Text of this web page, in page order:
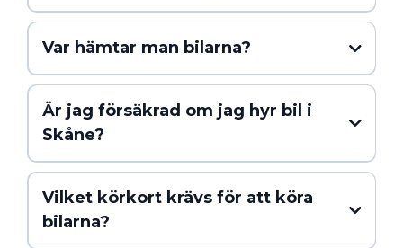
klicka här.
Var hämtar man bilarna?
kontaktsidan.
Är jag försäkrad om jag hyr bil i
Skåne?
Vilket körkort krävs för att köra
bilarna?